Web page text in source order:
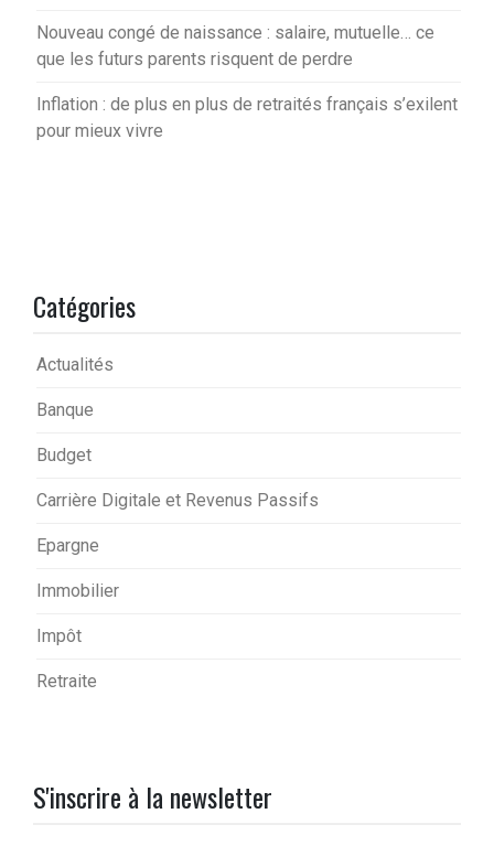
Nouveau congé de naissance : salaire, mutuelle… ce
que les futurs parents risquent de perdre
Inflation : de plus en plus de retraités français s’exilent
pour mieux vivre
Catégories
Actualités
Banque
Budget
Carrière Digitale et Revenus Passifs
Epargne
Immobilier
Impôt
Retraite
S'inscrire à la newsletter